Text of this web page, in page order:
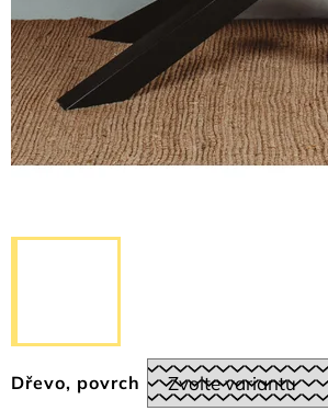
Dřevo, povrch